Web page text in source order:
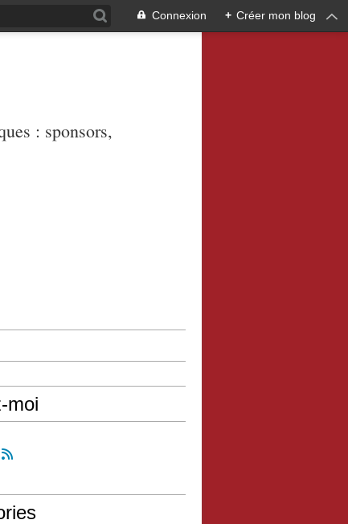
Connexion + Créer mon blog
: sponsors,
moi